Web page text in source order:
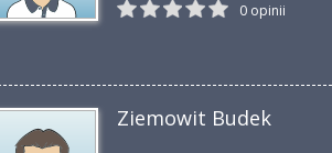
0 opinii
Ziemowit Budek